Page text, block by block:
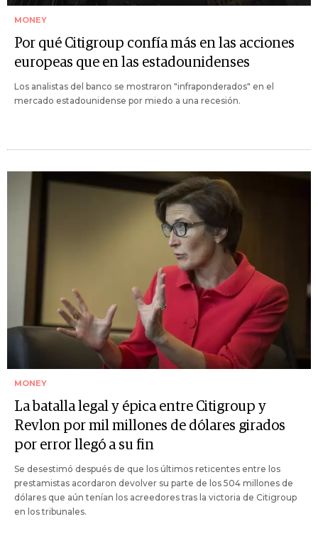
MONEY
Por qué Citigroup confía más en las acciones
europeas que en las estadounidenses
Los analistas del banco se mostraron "infraponderados" en el
mercado estadounidense por miedo a una recesión.
MONEY
La batalla legal y épica entre Citigroup y
Revlon por mil millones de dólares girados
por error llegó a su fin
Se desestimó después de que los últimos reticentes entre los
prestamistas acordaron devolver su parte de los 504 millones de
dólares que aún tenían los acreedores tras la victoria de Citigroup
en los tribunales.